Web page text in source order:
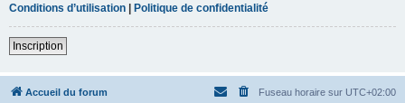
Conditions d’utilisation | Politique de confidentialité
Inscription
Accueil du forum Fuseau horaire sur UTC+02:00